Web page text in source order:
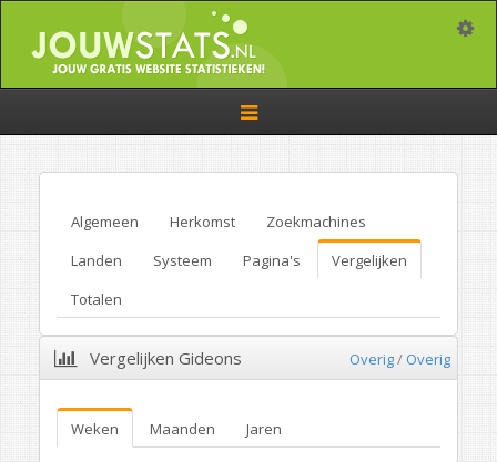
Toggle
navigation
Algemeen Herkomst
Zoekmachines
Landen
Systeem Pagina's
Vergelijken
Totalen
Vergelijken Gideons Overig/Overig
Weken Maanden Jaren